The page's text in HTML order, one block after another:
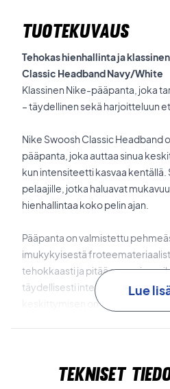
TUOTEKUVAUS
Tehokas hienhallinta ja
Classic Headband Navy/White
Klassinen Nike-pääpanta, joka
– täydellinen sekä harjoitteluun
Nike Swoosh Classic Headband
pääpanta, joka auttaa sinua
kun intensiteetti kasvaa kentällä.
pelaajille, jotka haluavat
hienhallintaa koko pelin ajan.
Pääpanta on valmistettu
imukykyisestä
tehokkaasti ja pitää sen poissa
täydellisesti intensiivisiin
keskittymisen on oltava
pelin ajan. Ikoninen Nike
Lue
Tekniset